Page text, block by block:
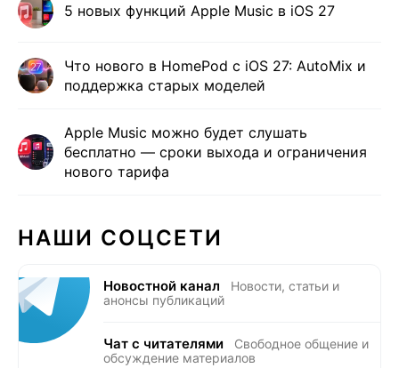
5 новых функций Apple Music в iOS 27
Что нового в HomePod с iOS 27: AutoMix и
поддержка старых моделей
Apple Music можно будет слушать
бесплатно — сроки выхода и ограничения
нового тарифа
НАШИ СОЦСЕТИ
Новостной канал
Новости, статьи и
анонсы публикаций
Чат с читателями
Свободное общение и
обсуждение материалов